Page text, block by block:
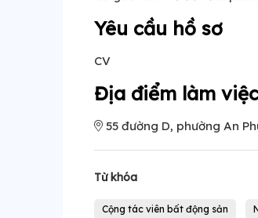
Yêu cầu hồ sơ
CV
Địa điểm làm việc
55 đường D, phường An
Từ khóa
Cộng tác viên bất động sản